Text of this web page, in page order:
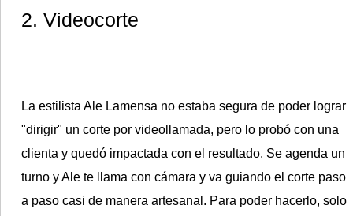
2. Videocorte
La estilista Ale Lamensa no estaba segura de poder lograr
"dirigir" un corte por videollamada, pero lo probó con una
clienta y quedó impactada con el resultado. Se agenda un
turno y Ale te llama con cámara y va guiando el corte paso
a paso casi de manera artesanal. Para poder hacerlo, solo